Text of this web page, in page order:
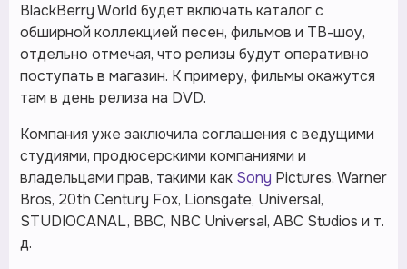
BlackBerry World будет включать каталог с
обширной коллекцией песен, фильмов и ТВ-шоу,
отдельно отмечая, что релизы будут оперативно
поступать в магазин. К примеру, фильмы окажутся
там в день релиза на DVD.
Компания уже заключила соглашения с ведущими
студиями, продюсерскими компаниями и
владельцами прав, такими как Sony Pictures, Warner
Bros, 20th Century Fox, Lionsgate, Universal,
STUDIOCANAL, BBC, NBC Universal, ABC Studios и т.
д.